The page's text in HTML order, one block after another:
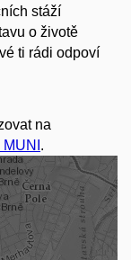
stáží
o životě
ti rádi odpoví
na
.